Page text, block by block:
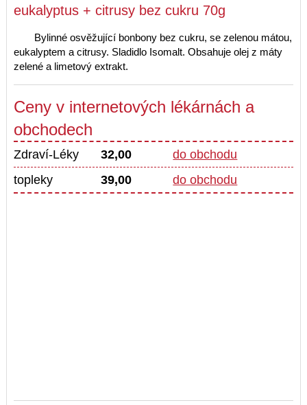
eukalyptus + citrusy bez cukru 70g
Bylinné osvěžující bonbony bez cukru, se zelenou mátou,
eukalyptem a citrusy. Sladidlo Isomalt. Obsahuje olej z máty
zelené a limetový extrakt.
Ceny v internetových lékárnách a
obchodech
Zdraví-Léky 32,00
do obchodu
topleky
39,00 do obchodu